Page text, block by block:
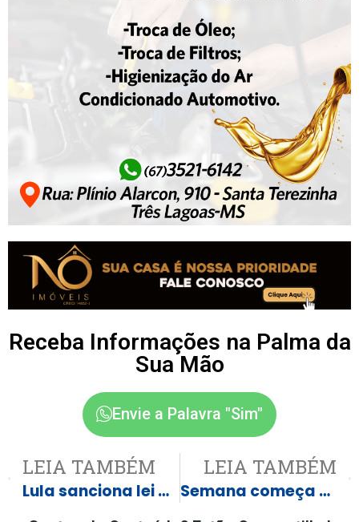
Receba Informações na Palma da
Sua Mão
Envie a Palavra "Sim"
LEIA TAMBÉM
Lula sanciona lei que permite farmácias dentro de supermercados
LEIA TAMBÉM
Semana começa com 162 vagas de emprego em Três Lagoas e região